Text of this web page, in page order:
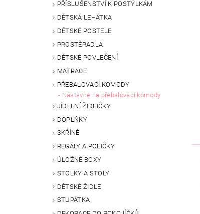
PŘÍSLUŠENSTVÍ K POSTÝLKÁM
DĚTSKÁ LEHÁTKA
DĚTSKÉ POSTELE
PROSTĚRADLA
DĚTSKÉ POVLEČENÍ
MATRACE
PŘEBALOVACÍ KOMODY
Nástavce na přebalovací komody
JÍDELNÍ ŽIDLIČKY
DOPLŇKY
SKŘÍNĚ
REGÁLY A POLIČKY
ÚLOŽNÉ BOXY
STOLKY A STOLY
DĚTSKÉ ŽIDLE
STUPÁTKA